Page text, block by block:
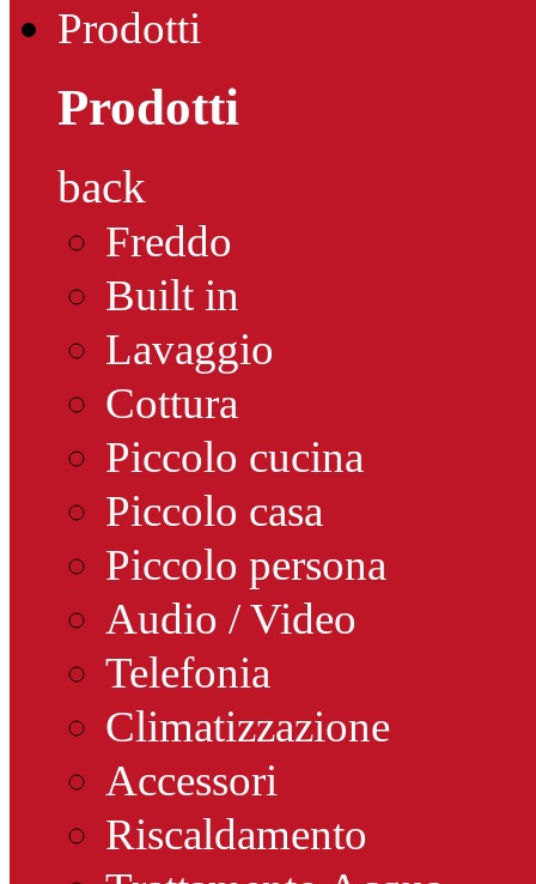
Prodotti
Prodotti
back
Freddo
Built in
Lavaggio
Cottura
Piccolo cucina
Piccolo casa
Piccolo persona
Audio / Video
Telefonia
Climatizzazione
Accessori
Riscaldamento